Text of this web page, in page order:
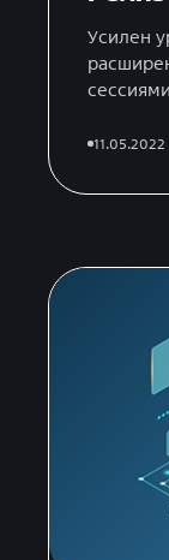
Усилен
11.05.2022